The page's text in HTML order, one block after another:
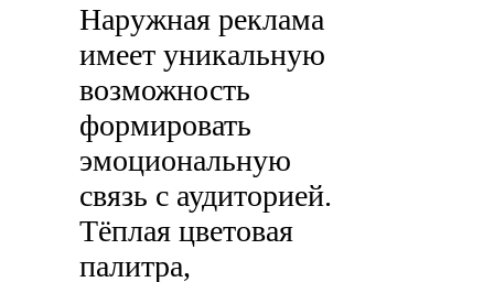
Наружная реклама
имеет уникальную
возможность
формировать
эмоциональную
связь с аудиторией.
Тёплая цветовая
палитра,